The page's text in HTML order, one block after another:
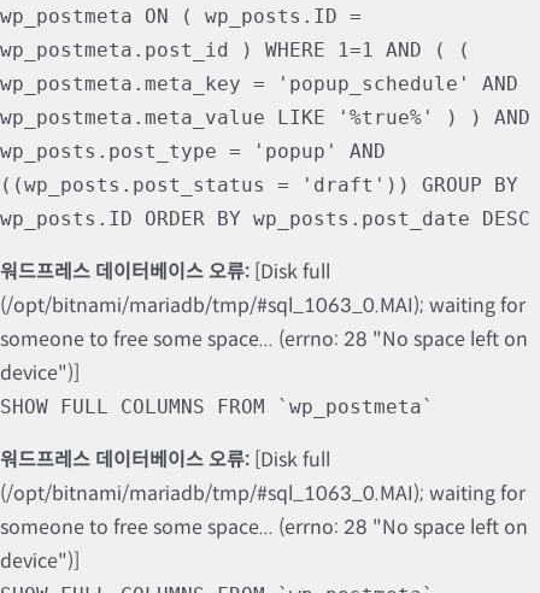
wp_postmeta ON ( wp_posts.ID =
wp_postmeta.post_id ) WHERE 1=1 AND ( (
wp_postmeta.meta_key = 'popup_schedule' AND
wp_postmeta.meta_value LIKE '%true%' ) ) AND
wp_posts.post_type = 'popup' AND
((wp_posts.post_status = 'draft')) GROUP BY
wp_posts.ID ORDER BY wp_posts.post_date DESC
워드프레스 데이터베이스 오류: [Disk full
(/opt/bitnami/mariadb/tmp/#sql_1063_0.MAI); waiting for
someone to free some space... (errno: 28 "No space left on
device")]
SHOW FULL COLUMNS FROM `wp_postmeta`
워드프레스 데이터베이스 오류: [Disk full
(/opt/bitnami/mariadb/tmp/#sql_1063_0.MAI); waiting for
someone to free some space... (errno: 28 "No space left on
device")]